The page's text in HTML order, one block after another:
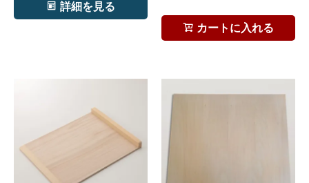
詳細を見る
カートに入れる